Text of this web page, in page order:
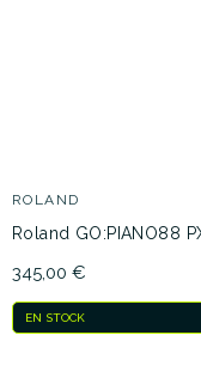
ROLAND
Roland GO:PIANO88
345,00 €
EN STOCK